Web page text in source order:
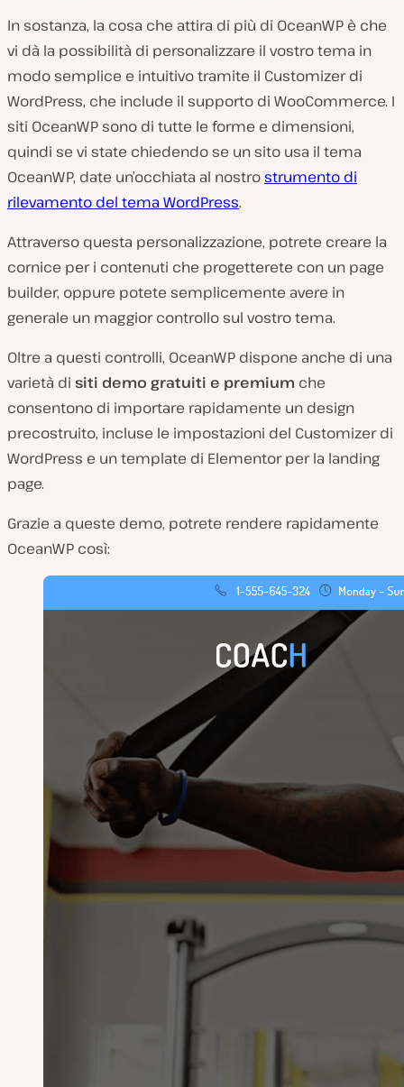
In sostanza, la cosa che attira di più di OceanWP è che
vi dà la possibilità di personalizzare il vostro tema in
modo semplice e intuitivo tramite il Customizer di
WordPress, che include il supporto di WooCommerce. I
siti OceanWP sono di tutte le forme e dimensioni,
quindi se vi state chiedendo se un sito usa il tema
OceanWP, date un’occhiata al nostrostrumento di
rilevamento del tema WordPress.
Attraverso questa personalizzazione, potrete creare la
cornice per i contenuti che progetterete con un page
builder, oppure potete semplicemente avere in
generale un maggior controllo sul vostro tema.
Oltre a questi controlli, OceanWP dispone anche di una
varietà di siti demo gratuiti e premium che
consentono di importare rapidamente un design
precostruito, incluse le impostazioni del Customizer di
WordPress e un template di Elementor per la landing
page.
Grazie a queste demo, potrete rendere rapidamente
OceanWP così: